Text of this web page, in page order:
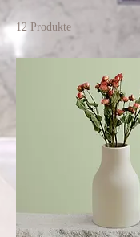
12 Produkte